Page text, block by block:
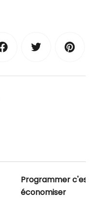
Programmer c'est
économiser